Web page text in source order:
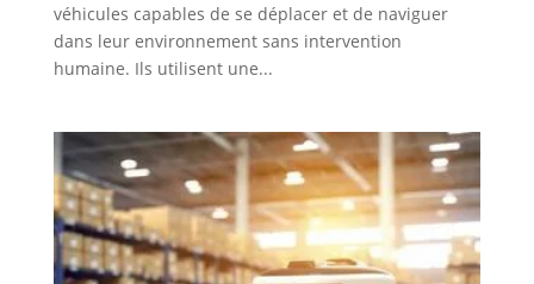
véhicules capables de se déplacer et de naviguer
dans leur environnement sans intervention
humaine. Ils utilisent une...